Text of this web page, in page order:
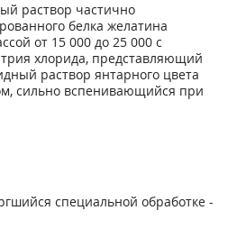
раствор частично
белка желатина
от 15 000 до 25 000 с
хлорида, представляющий
раствор янтарного цвета
сильно вспенивающийся при
специальной обработке -